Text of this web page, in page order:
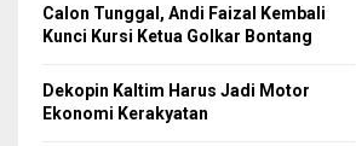
Calon Tunggal, Andi Faizal Kembali
Kunci Kursi Ketua Golkar Bontang
Dekopin Kaltim Harus Jadi Motor
Ekonomi Kerakyatan